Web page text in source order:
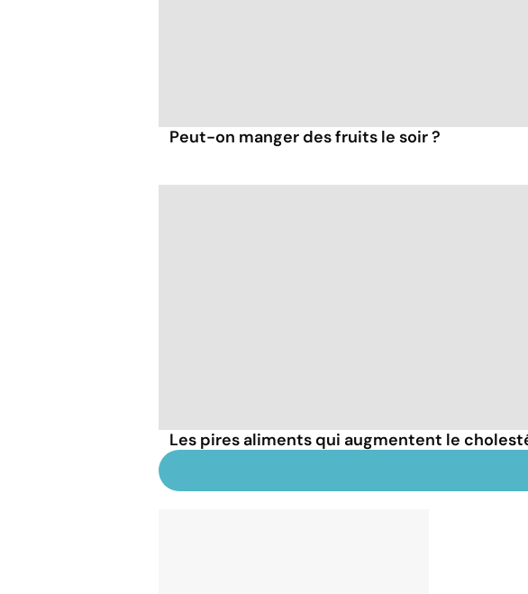
Peut-on manger des fruits le soir ?
Les pires aliments qui augmentent le